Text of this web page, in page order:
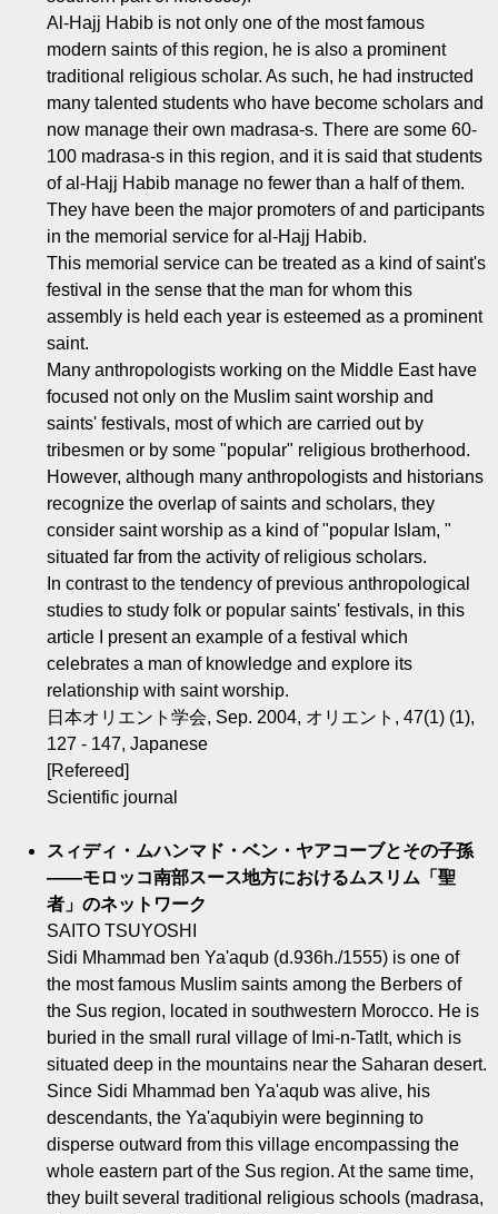
Al-Hajj Habib is not only one of the most famous
modern saints of this region, he is also a prominent
traditional religious scholar. As such, he had instructed
many talented students who have become scholars and
now manage their own madrasa-s. There are some 60-
100 madrasa-s in this region, and it is said that students
of al-Hajj Habib manage no fewer than a half of them.
They have been the major promoters of and participants
in the memorial service for al-Hajj Habib.
This memorial service can be treated as a kind of saint's
festival in the sense that the man for whom this
assembly is held each year is esteemed as a prominent
saint.
Many anthropologists working on the Middle East have
focused not only on the Muslim saint worship and
saints' festivals, most of which are carried out by
tribesmen or by some "popular" religious brotherhood.
However, although many anthropologists and historians
recognize the overlap of saints and scholars, they
consider saint worship as a kind of "popular Islam, "
situated far from the activity of religious scholars.
In contrast to the tendency of previous anthropological
studies to study folk or popular saints' festivals, in this
article I present an example of a festival which
celebrates a man of knowledge and explore its
relationship with saint worship.
日本オリエント学会, Sep. 2004, オリエント, 47(1) (1),
127 - 147, Japanese
[Refereed]
Scientific journal
スィディ・ムハンマド・ベン・ヤアコーブとその子孫
――モロッコ南部スース地方におけるムスリム「聖
者」のネットワーク
SAITO TSUYOSHI
Sidi Mhammad ben Ya'aqub (d.936h./1555) is one of
the most famous Muslim saints among the Berbers of
the Sus region, located in southwestern Morocco. He is
buried in the small rural village of Imi-n-Tatlt, which is
situated deep in the mountains near the Saharan desert.
Since Sidi Mhammad ben Ya'aqub was alive, his
descendants, the Ya'aqubiyin were beginning to
disperse outward from this village encompassing the
whole eastern part of the Sus region. At the same time,
they built several traditional religious schools (madrasa,